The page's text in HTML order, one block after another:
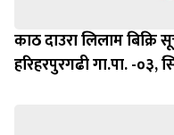
काठ दाउरा लिलाम बिक्रि
हरिहरपुरगढी गा.पा. -०३,